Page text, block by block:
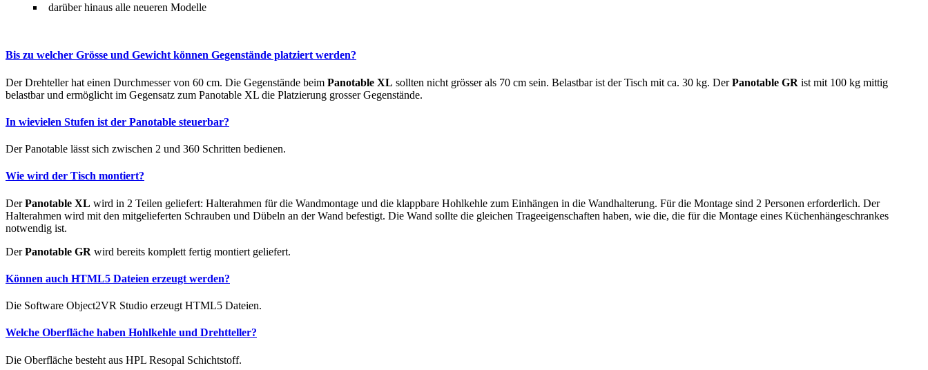
darüber hinaus alle neueren Modelle
Bis zu welcher Grösse und Gewicht können Gegenstände platziert werden?
Der Drehteller hat einen Durchmesser von 60 cm. Die Gegenstände beim Panotable XL sollten nicht grösser als 70 cm sein. Belastbar ist der Tisch mit ca. 30 kg. DerPanotable GR ist mit 100 kg mittig
belastbar und ermöglicht im Gegensatz zum Panotable XL die Platzierung grosser Gegenstände.
In wievielen Stufen ist der Panotable steuerbar?
Der Panotable lässt sich zwischen 2 und 360 Schritten bedienen.
Wie wird der Tisch montiert?
DerPanotable XL wird in 2 Teilen geliefert: Halterahmen für die Wandmontage und die klappbare Hohlkehle zum Einhängen in die Wandhalterung. Für die Montage sind 2 Personen erforderlich. Der
Halterahmen wird mit den mitgelieferten Schrauben und Dübeln an der Wand befestigt. Die Wand sollte die gleichen Trageeigenschaften haben, wie die, die für die Montage eines Küchenhängeschrankes
notwendig ist.
DerPanotable GR wird bereits komplett fertig montiert geliefert.
Können auch HTML5 Dateien erzeugt werden?
Die Software Object2VR Studio erzeugt HTML5 Dateien.
Welche Oberfläche haben Hohlkehle und Drehtteller?
Die Oberfläche besteht aus HPL Resopal Schichtstoff.